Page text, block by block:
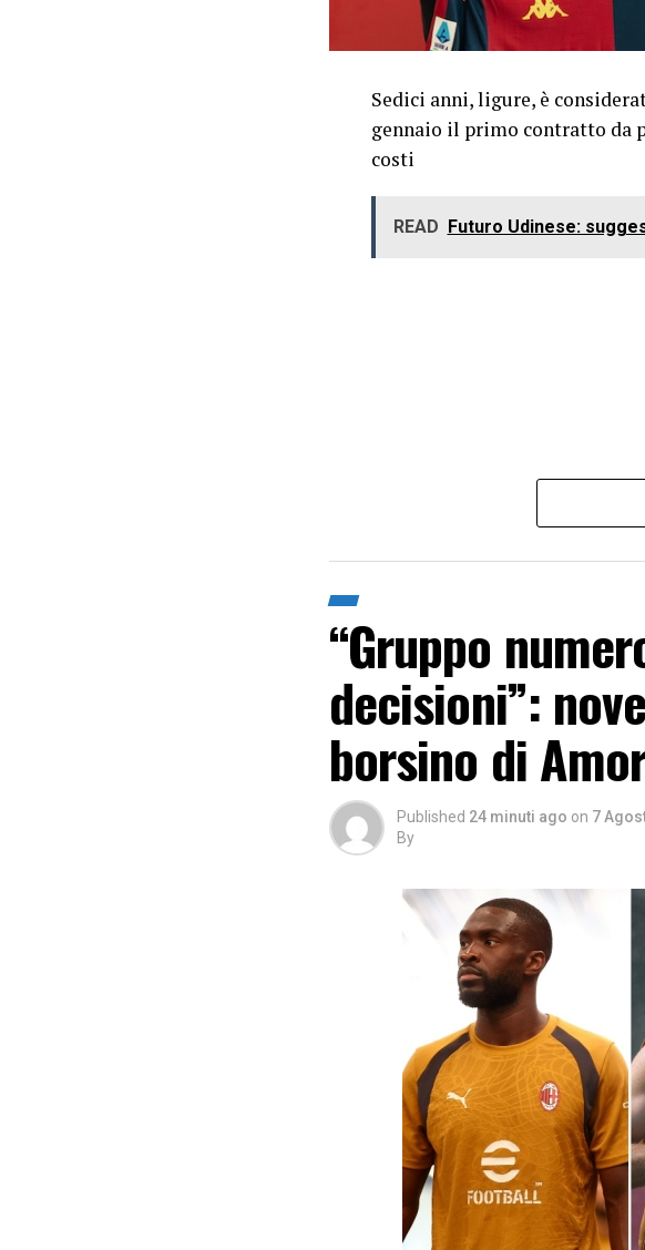
Sedici anni, ligure, è
gennaio il primo contratto da
costi
READ Futuro Udinese:
“Gruppo
decisioni”:
borsino di
Published 24 minuti ago on 7
By